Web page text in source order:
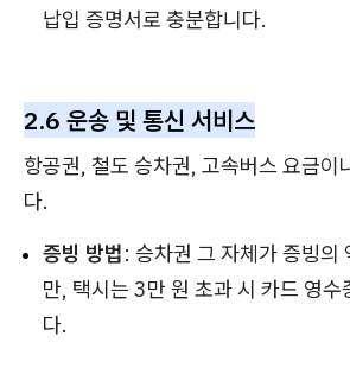
납입 증명서로 충분합니다.
2.6 운송 및 통신 서비스
항공권, 철도 승차권, 고속버스 요금이
다.
증빙 방법: 승차권 그 자체가 증빙의
만, 택시는 3만 원 초과 시 카드 영수
다.